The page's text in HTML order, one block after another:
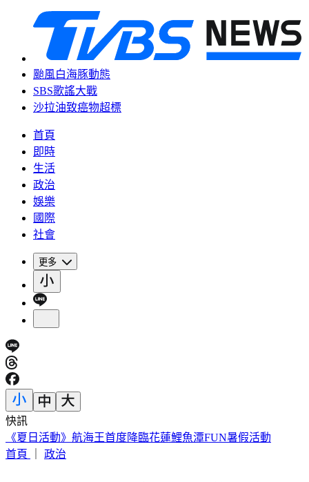
颱風白海豚動態
SBS歌謠大戰
沙拉油致癌物超標
首頁
即時
生活
政治
娛樂
國際
社會
更多
快訊
明知蘇丹紅超標4倍還賣 雲林黑心商扯「吃了不會怎樣」遭
重判